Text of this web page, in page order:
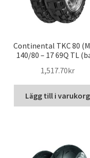
Continental TKC 80
140/80 – 17 69Q TL
1,517.70kr
Lägg till i varukorg